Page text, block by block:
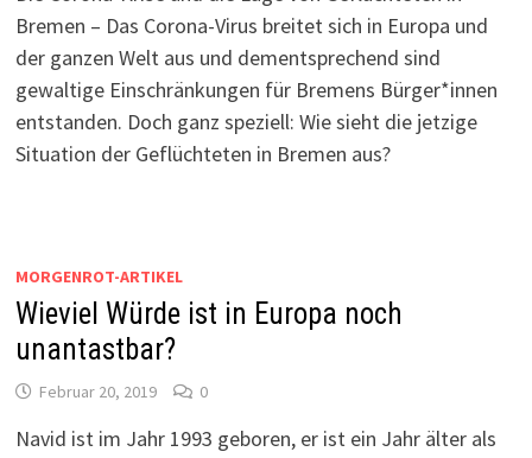
Bremen – Das Corona-Virus breitet sich in Europa und
der ganzen Welt aus und dementsprechend sind
gewaltige Einschränkungen für Bremens Bürger*innen
entstanden. Doch ganz speziell: Wie sieht die jetzige
Situation der Geflüchteten in Bremen aus?
MORGENROT-ARTIKEL
Wieviel Würde ist in Europa noch
unantastbar?
Februar 20, 2019 0
Navid ist im Jahr 1993 geboren, er ist ein Jahr älter als